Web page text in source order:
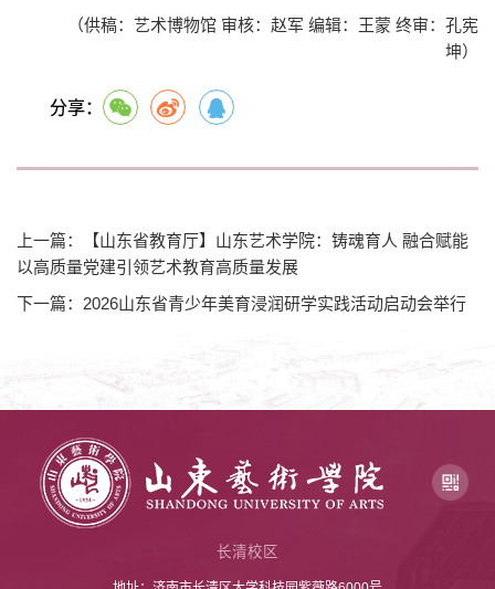
（供稿：艺术博物馆 审核：赵军 编辑：王蒙 终审：孔宪
坤）
分享：
上一篇：【山东省教育厅】山东艺术学院：铸魂育人 融合赋能
以高质量党建引领艺术教育高质量发展
下一篇：2026山东省青少年美育浸润研学实践活动启动会举行
长清校区